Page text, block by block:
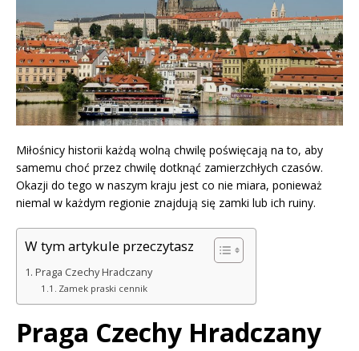
Miłośnicy historii każdą wolną chwilę poświęcają na to, aby
samemu choć przez chwilę dotknąć zamierzchłych czasów.
Okazji do tego w naszym kraju jest co nie miara, ponieważ
niemal w każdym regionie znajdują się zamki lub ich ruiny.
W tym artykule przeczytasz
Praga Czechy Hradczany
Zamek praski cennik
Praga Czechy Hradczany